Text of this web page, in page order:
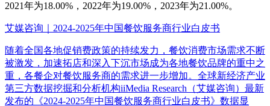
2021年为18.00%，2022年为19.00%，2023年为21.00%。
艾媒咨询｜2024-2025年中国餐饮服务商行业白皮书
随着全国各地促销费政策的持续发力，餐饮消费市场需求不断
被激发，加速拓店和深入下沉市场成为各地餐饮品牌的重中之
重，各餐企对餐饮服务商的需求进一步增加。全球新经济产业
第三方数据挖掘和分析机构iiMedia Research（艾媒咨询）最新
发布的《2024-2025年中国餐饮服务商行业白皮书》数据显